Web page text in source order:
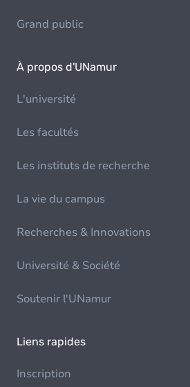
Grand public
À propos d'UNamur
L'université
Les facultés
Les instituts de recherche
La vie du campus
Recherches & Innovations
Université & Société
Soutenir l'UNamur
Liens rapides
Inscription